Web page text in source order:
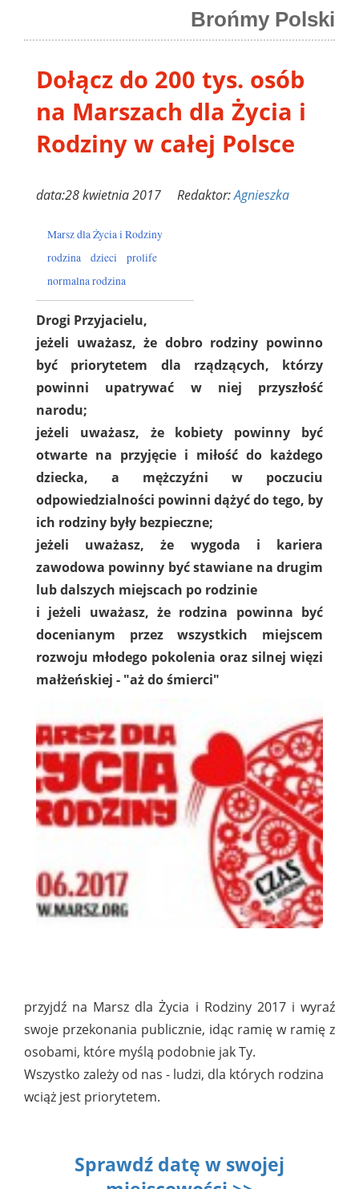
Brońmy Polski
Dołącz do 200 tys. osób
na Marszach dla Życia i
Rodziny w całej Polsce
data:28 kwietnia 2017 Redaktor:Agnieszka
Marsz dla Życia i Rodziny
rodzina
dzieci
prolife
normalna rodzina
Drogi Przyjacielu,
jeżeli uważasz, że dobro rodziny powinno
być priorytetem dla rządzących, którzy
powinni upatrywać w niej przyszłość
narodu;
jeżeli uważasz, że kobiety powinny być
otwarte na przyjęcie i miłość do każdego
dziecka, a mężczyźni w poczuciu
odpowiedzialności powinni dążyć do tego, by
ich rodziny były bezpieczne;
jeżeli uważasz, że wygoda i kariera
zawodowa powinny być stawiane na drugim
lub dalszych miejscach po rodzinie
i jeżeli uważasz, że rodzina powinna być
docenianym przez wszystkich miejscem
rozwoju młodego pokolenia oraz silnej więzi
małżeńskiej - "aż do śmierci"
przyjdź na Marsz dla Życia i Rodziny 2017 i wyraź
swoje przekonania publicznie, idąc ramię w ramię z
osobami, które myślą podobnie jak Ty.
Wszystko zależy od nas - ludzi, dla których rodzina
wciąż jest priorytetem.
Sprawdź datę w swojej